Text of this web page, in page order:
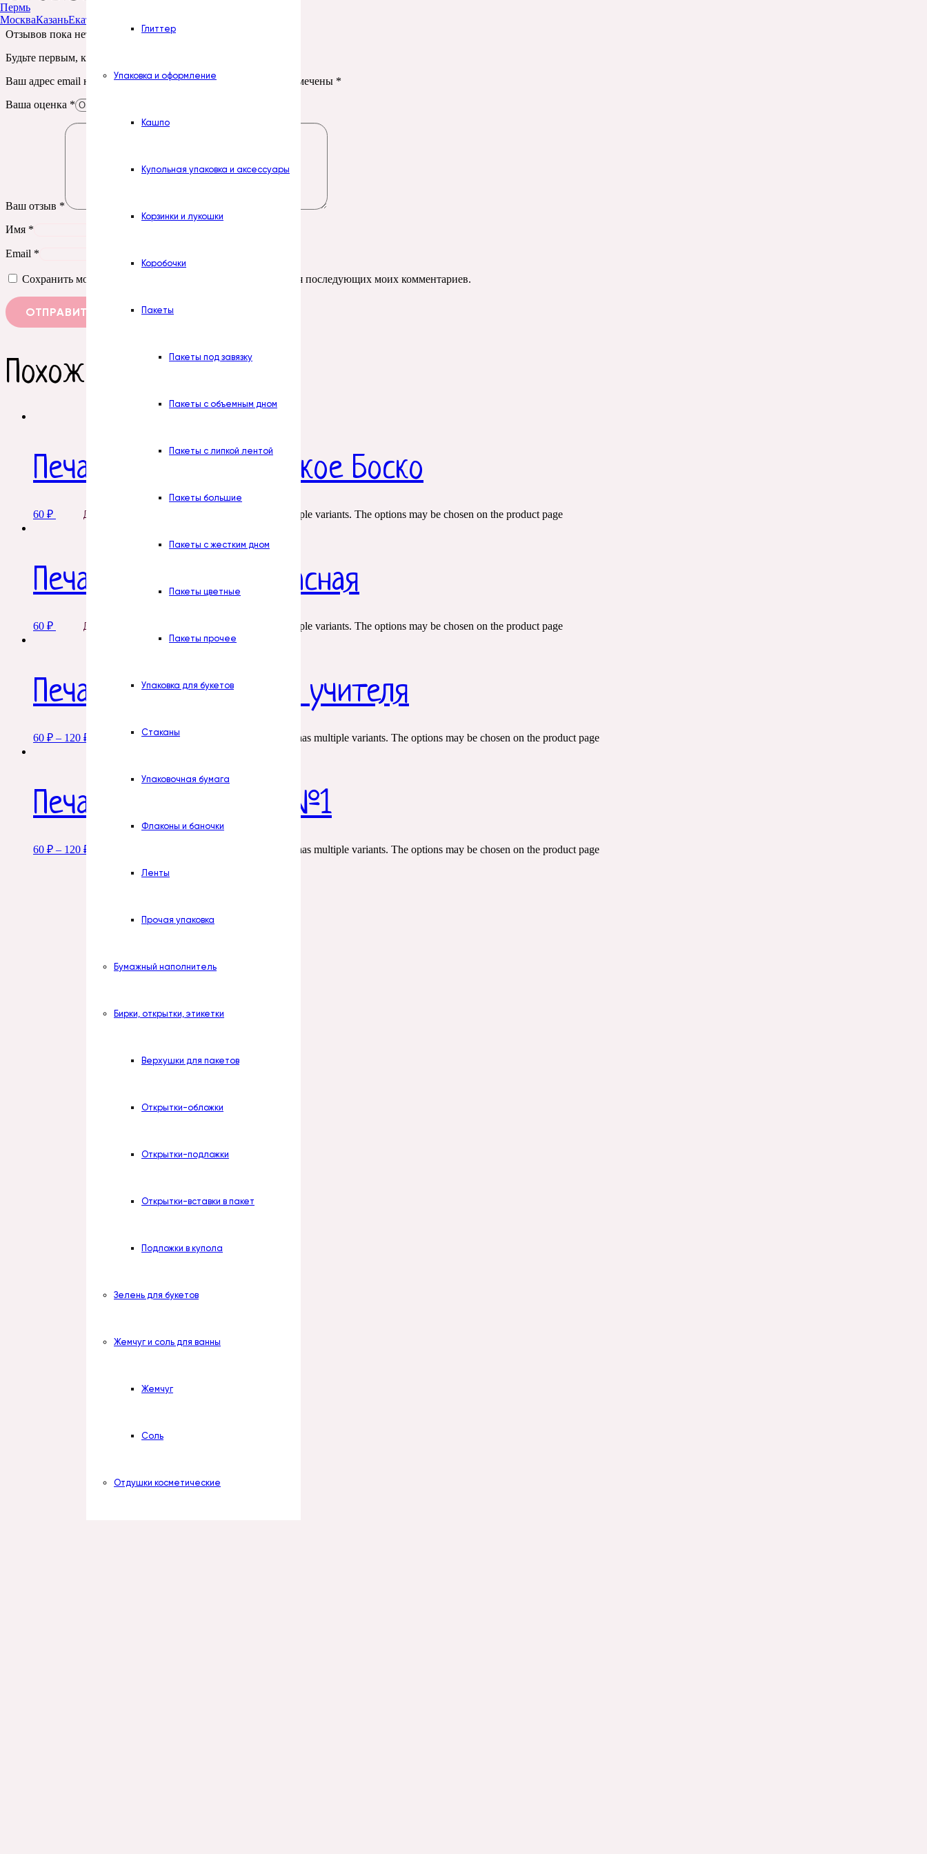
Глиттер
Упаковка и оформление
Кашпо
Купольная упаковка и аксессуары
Корзинки и лукошки
Коробочки
Пакеты
Пакеты под завязку
Пакеты с объемным дном
Пакеты с липкой лентой
Пакеты большие
Пакеты с жестким дном
Пакеты цветные
Пакеты прочее
Упаковка для букетов
Стаканы
Упаковочная бумага
Флаконы и баночки
Ленты
Прочая упаковка
Бумажный наполнитель
Бирки, открытки, этикетки
Верхушки для пакетов
Открытки-обложки
Открытки-подложки
Открытки-вставки в пакет
Подложки в купола
Зелень для букетов
Жемчуг и соль для ванны
Жемчуг
Соль
Отдушки косметические
Пермь
МоскваКазаньЕкатеринбург
Отзывов пока нет.
Будьте первым, кто оставил отзыв на “Печать. № 240. Туфли”
Ваш адрес email не будет опубликован. Обязательные поля помечены *
Ваша оценка *
Ваш отзыв *
Имя *
Email *
Сохранить моё имя, email и адрес сайта в этом браузере для последующих моих комментариев.
Похожие товары
Печать. №8. Шампанское Боско
60 ₽ Добавить в корзину This product has multiple variants. The options may be chosen on the product page
Печать. № 3. Икра красная
60 ₽ Добавить в корзину This product has multiple variants. The options may be chosen on the product page
Печать. № 13. С днем учителя
60 ₽ – 120 ₽ Добавить в корзину This product has multiple variants. The options may be chosen on the product page
Печать. № 2. love is.. №1
60 ₽ – 120 ₽ This product has multiple variants. The options may be chosen on the product page